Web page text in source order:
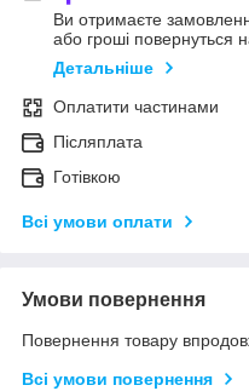
Ви отримаєте
або гроші повернуться
Детальніше
Оплатити частинами
Післяплата
Готівкою
Всі умови оплати
Умови повернення
Повернення товару
Всі умови повернення